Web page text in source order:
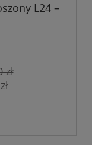
L24 –
zł